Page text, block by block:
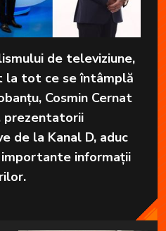
de televiziune,
la tot ce se întâmplă
Cosmin Cernat
prezentatorii
de la Kanal D, aduc
informații